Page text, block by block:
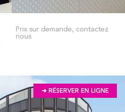
Prix sur demande, contactez
nous
➔ RÉSERVER EN LIGNE